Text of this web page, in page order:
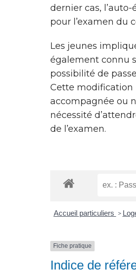
dernier cas,
pour l’examen du
Les jeunes
également connu
possibilité de
Cette modification
accompagnée ou
nécessité
de l’examen.
Accueil particuliers >
Fiche pratique
Indice de